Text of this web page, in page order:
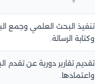
تنفيذ البحث العلمي وجمع
وكتابة الرسالة.
تقديم تقارير دورية عن تقدم
واعتمادها.